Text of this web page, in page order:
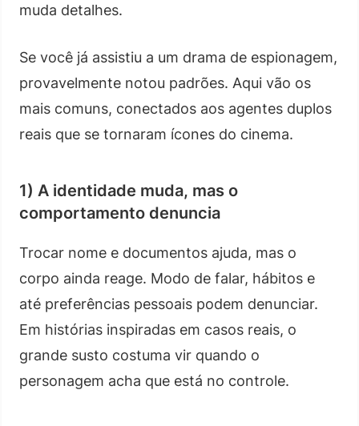
muda detalhes.
Se você já assistiu a um drama de espionagem,
provavelmente notou padrões. Aqui vão os
mais comuns, conectados aos agentes duplos
reais que se tornaram ícones do cinema.
1) A identidade muda, mas o
comportamento denuncia
Trocar nome e documentos ajuda, mas o
corpo ainda reage. Modo de falar, hábitos e
até preferências pessoais podem denunciar.
Em histórias inspiradas em casos reais, o
grande susto costuma vir quando o
personagem acha que está no controle.